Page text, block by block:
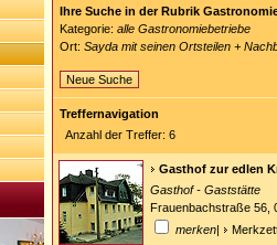
Ihre Suche in der Rubrik
Kategorie: alle Gastronomiebetriebe
Ort: Sayda mit seinen Ortsteilen +
Neue Suche
Treffernavigation
Anzahl der Treffer: 6
Gasthof zur edlen
Gasthof - Gaststätte
Frauenbachstraße 56,
merken|